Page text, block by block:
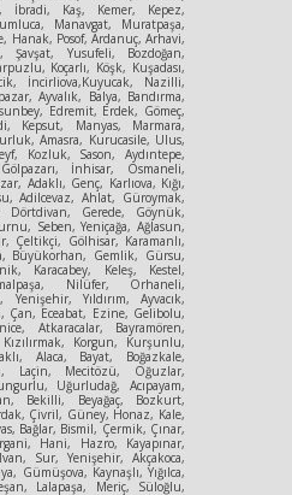
İbradi, Kaş, Kemer, Kepez,
Manavgat, Muratpaşa,
Hanak, Posof, Ardanuç, Arhavi,
Şavşat, Yusufeli, Bozdoğan,
Koçarlı, Köşk, Kuşadası,
İncirliova,Kuyucak, Nazilli,
Ayvalık, Balya, Bandırma,
Edremit, Erdek, Gömeç,
Kepsut, Manyas, Marmara,
Amasra, Kurucasile, Ulus,
Kozluk, Sason, Aydıntepe,
İnhisar, Osmaneli,
Adaklı, Genç, Karlıova, Kığı,
Adilcevaz, Ahlat, Güroymak,
Gerede, Göynük,
Seben, Yeniçağa, Ağlasun,
Çeltikçi, Gölhisar, Karamanlı,
Büyükorhan, Gemlik, Gürsu,
Karacabey, Keleş, Kestel,
Nilüfer, Orhaneli,
Yıldırım, Ayvacık,
Çan, Eceabat, Ezine, Gelibolu,
Atkaracalar, Bayramören,
Korgun, Kurşunlu,
Alaca, Bayat, Boğazkale,
Laçin, Mecitözü, Oğuzlar,
Uğurludağ, Acıpayam,
Bekilli, Beyağaç, Bozkurt,
Çivril, Güney, Honaz, Kale,
Bağlar, Bismil, Çermik, Çınar,
Hani, Hazro, Kayapınar,
Sur, Yenişehir, Akçakoca,
Gümüşova, Kaynaşlı, Yığılca,
Lalapaşa, Meriç, Süloğlu,